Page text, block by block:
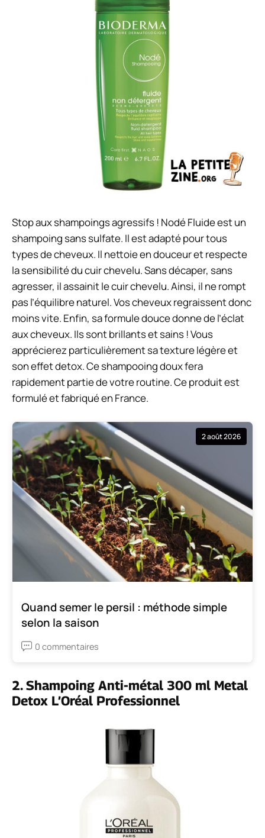
Stop aux shampoings agressifs ! Nodé Fluide est un
shampoing sans sulfate. Il est adapté pour tous
types de cheveux. Il nettoie en douceur et respecte
la sensibilité du cuir chevelu. Sans décaper, sans
agresser, il assainit le cuir chevelu. Ainsi, il ne rompt
pas l’équilibre naturel. Vos cheveux regraissent donc
moins vite. Enfin, sa formule douce donne de l’éclat
aux cheveux. Ils sont brillants et sains ! Vous
apprécierez particulièrement sa texture légère et
son effet detox. Ce shampooing doux fera
rapidement partie de votre routine. Ce produit est
formulé et fabriqué en France.
2 août 2026
Quand semer le persil : méthode simple
selon la saison
0 commentaires
2. Shampoing Anti-métal 300 ml Metal
Detox L’Oréal Professionnel